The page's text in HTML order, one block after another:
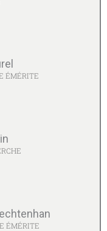
ÉMÉRITE
ÉMÉRITE